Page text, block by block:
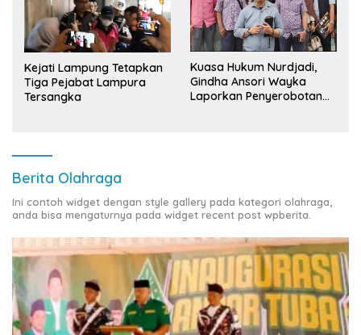
Kejati Lampung Tetapkan
Tiga Pejabat Lampura
Tersangka
Kuasa Hukum Nurdjadi,
Gindha Ansori Wayka
Laporkan Penyerobotan
Berita Olahraga
Ini contoh widget dengan style gallery pada kategori olahraga,
anda bisa mengaturnya pada widget recent post wpberita.